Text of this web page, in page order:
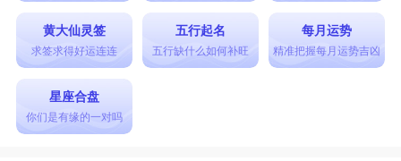
黄大仙灵签
求签求得好运连连
五行起名
五行缺什么如何补旺
每月运势
精准把握每月运势吉凶
星座合盘
你们是有缘的一对吗